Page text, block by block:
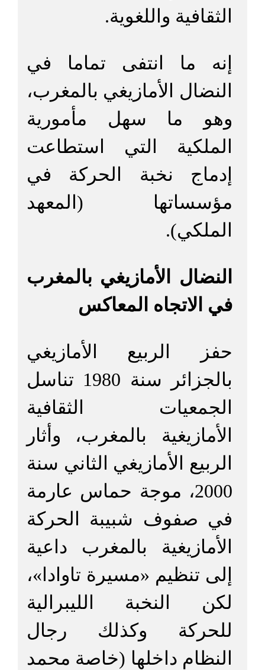
الثقافية واللغوية.
إنه ما انتفى تماما في
النضال الأمازيغي بالمغرب،
وهو ما سهل مأمورية
الملكية التي استطاعت
إدماج نخبة الحركة في
مؤسساتها (المعهد
الملكي).
النضال الأمازيغي بالمغرب
في الاتجاه المعاكس
حفز الربيع الأمازيغي
بالجزائر سنة 1980 تناسل
الجمعيات الثقافية
الأمازيغية بالمغرب، وأثار
الربيع الأمازيغي الثاني سنة
2000، موجة حماس عارمة
في صفوف شبيبة الحركة
الأمازيغية بالمغرب داعية
إلى تنظيم «مسيرة تاوادا»،
لكن النخبة الليبرالية
للحركة وكذلك رجال
النظام داخلها (خاصة محمد